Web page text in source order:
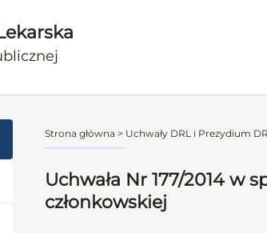
Strona główna > Uchwały DRL i Prezydium
Uchwała Nr 177/2014 w
członkowskiej